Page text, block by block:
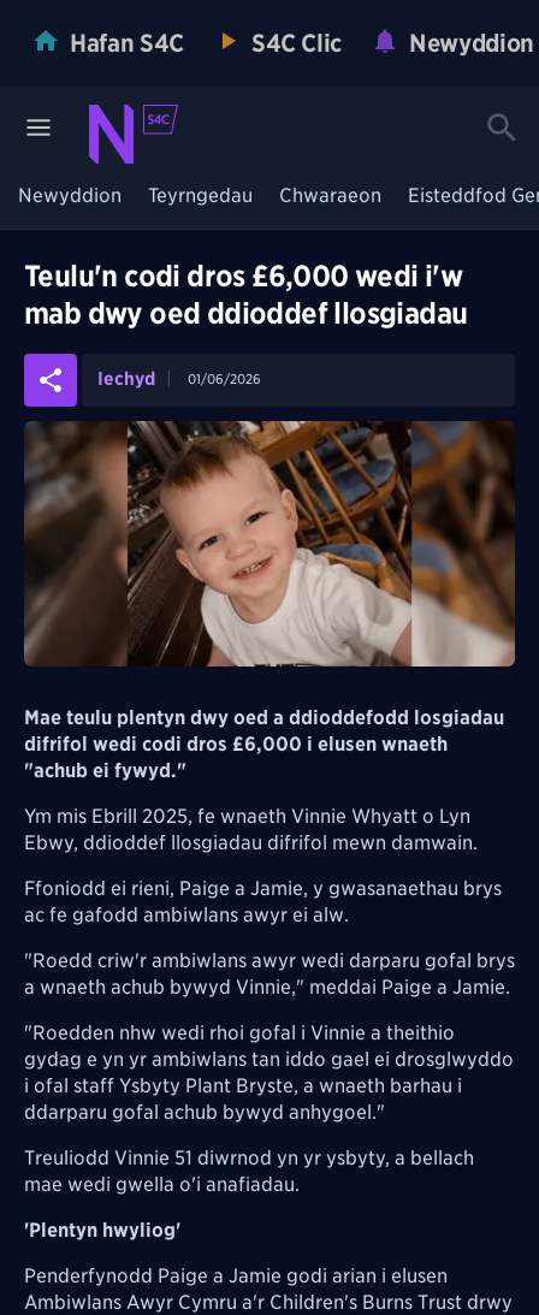
Hafan S4C S4C Clic Newyddion
Newyddion Teyrngedau Chwaraeon Eisteddfod
Teulu'n codi dros £6,000 wedi i'w
mab dwy oed ddioddef llosgiadau
Iechyd 01/06/2026
Mae teulu plentyn dwy oed a ddioddefodd losgiadau
difrifol wedi codi dros £6,000 i elusen wnaeth
"achub ei fywyd."
Ym mis Ebrill 2025, fe wnaeth Vinnie Whyatt o Lyn
Ebwy, ddioddef llosgiadau difrifol mewn damwain.
Ffoniodd ei rieni, Paige a Jamie, y gwasanaethau brys
ac fe gafodd ambiwlans awyr ei alw.
"Roedd criw'r ambiwlans awyr wedi darparu gofal brys
a wnaeth achub bywyd Vinnie," meddai Paige a Jamie.
"Roedden nhw wedi rhoi gofal i Vinnie a theithio
gydag e yn yr ambiwlans tan iddo gael ei drosglwyddo
i ofal staff Ysbyty Plant Bryste, a wnaeth barhau i
ddarparu gofal achub bywyd anhygoel."
Treuliodd Vinnie 51 diwrnod yn yr ysbyty, a bellach
mae wedi gwella o'i anafiadau.
'Plentyn hwyliog'
Penderfynodd Paige a Jamie godi arian i elusen
Ambiwlans Awyr Cymru a'r Children's Burns Trust drwy